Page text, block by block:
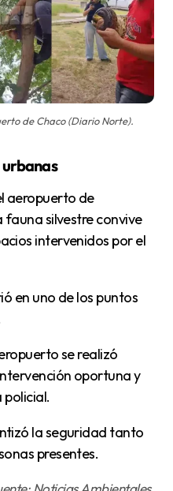
de Chaco (Diario Norte).
urbanas
fauna silvestre convive
intervenidos por el
oportuna y
policial.
presentes.